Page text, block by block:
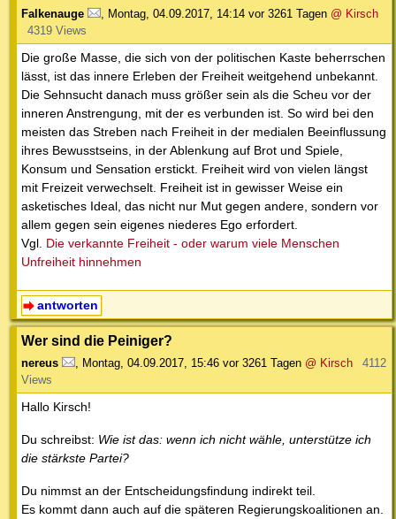
Falkenauge Montag, 04.09.2017, 14:14 vor 3261 Tagen @ Kirsch
4319 Views
Die große Masse, die sich von der politischen Kaste beherrschen
lässt, ist das innere Erleben der Freiheit weitgehend unbekannt.
Die Sehnsucht danach muss größer sein als die Scheu vor der
inneren Anstrengung, mit der es verbunden ist. So wird bei den
meisten das Streben nach Freiheit in der medialen Beeinflussung
ihres Bewusstseins, in der Ablenkung auf Brot und Spiele,
Konsum und Sensation erstickt. Freiheit wird von vielen längst
mit Freizeit verwechselt. Freiheit ist in gewisser Weise ein
asketisches Ideal, das nicht nur Mut gegen andere, sondern vor
allem gegen sein eigenes niederes Ego erfordert.
Vgl. Die verkannte Freiheit - oder warum viele Menschen
Unfreiheit hinnehmen
antworten
Wer sind die Peiniger?
nereus Montag, 04.09.2017, 15:46 vor 3261 Tagen @ Kirsch
4112
Views
Hallo Kirsch!
Du schreibst: Wie ist das: wenn ich nicht wähle, unterstütze ich
die stärkste Partei?
Du nimmst an der Entscheidungsfindung indirekt teil.
Es kommt dann auch auf die späteren Regierungskoalitionen an.